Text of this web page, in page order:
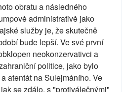
obratu a následného
administrativě jako
služby je, že skutečně
bude lepší. Ve své první
neokonzervativci a
politice, jako bylo
atentát na Sulejmáního. Ve
se zdálo, s "protiválečnými"